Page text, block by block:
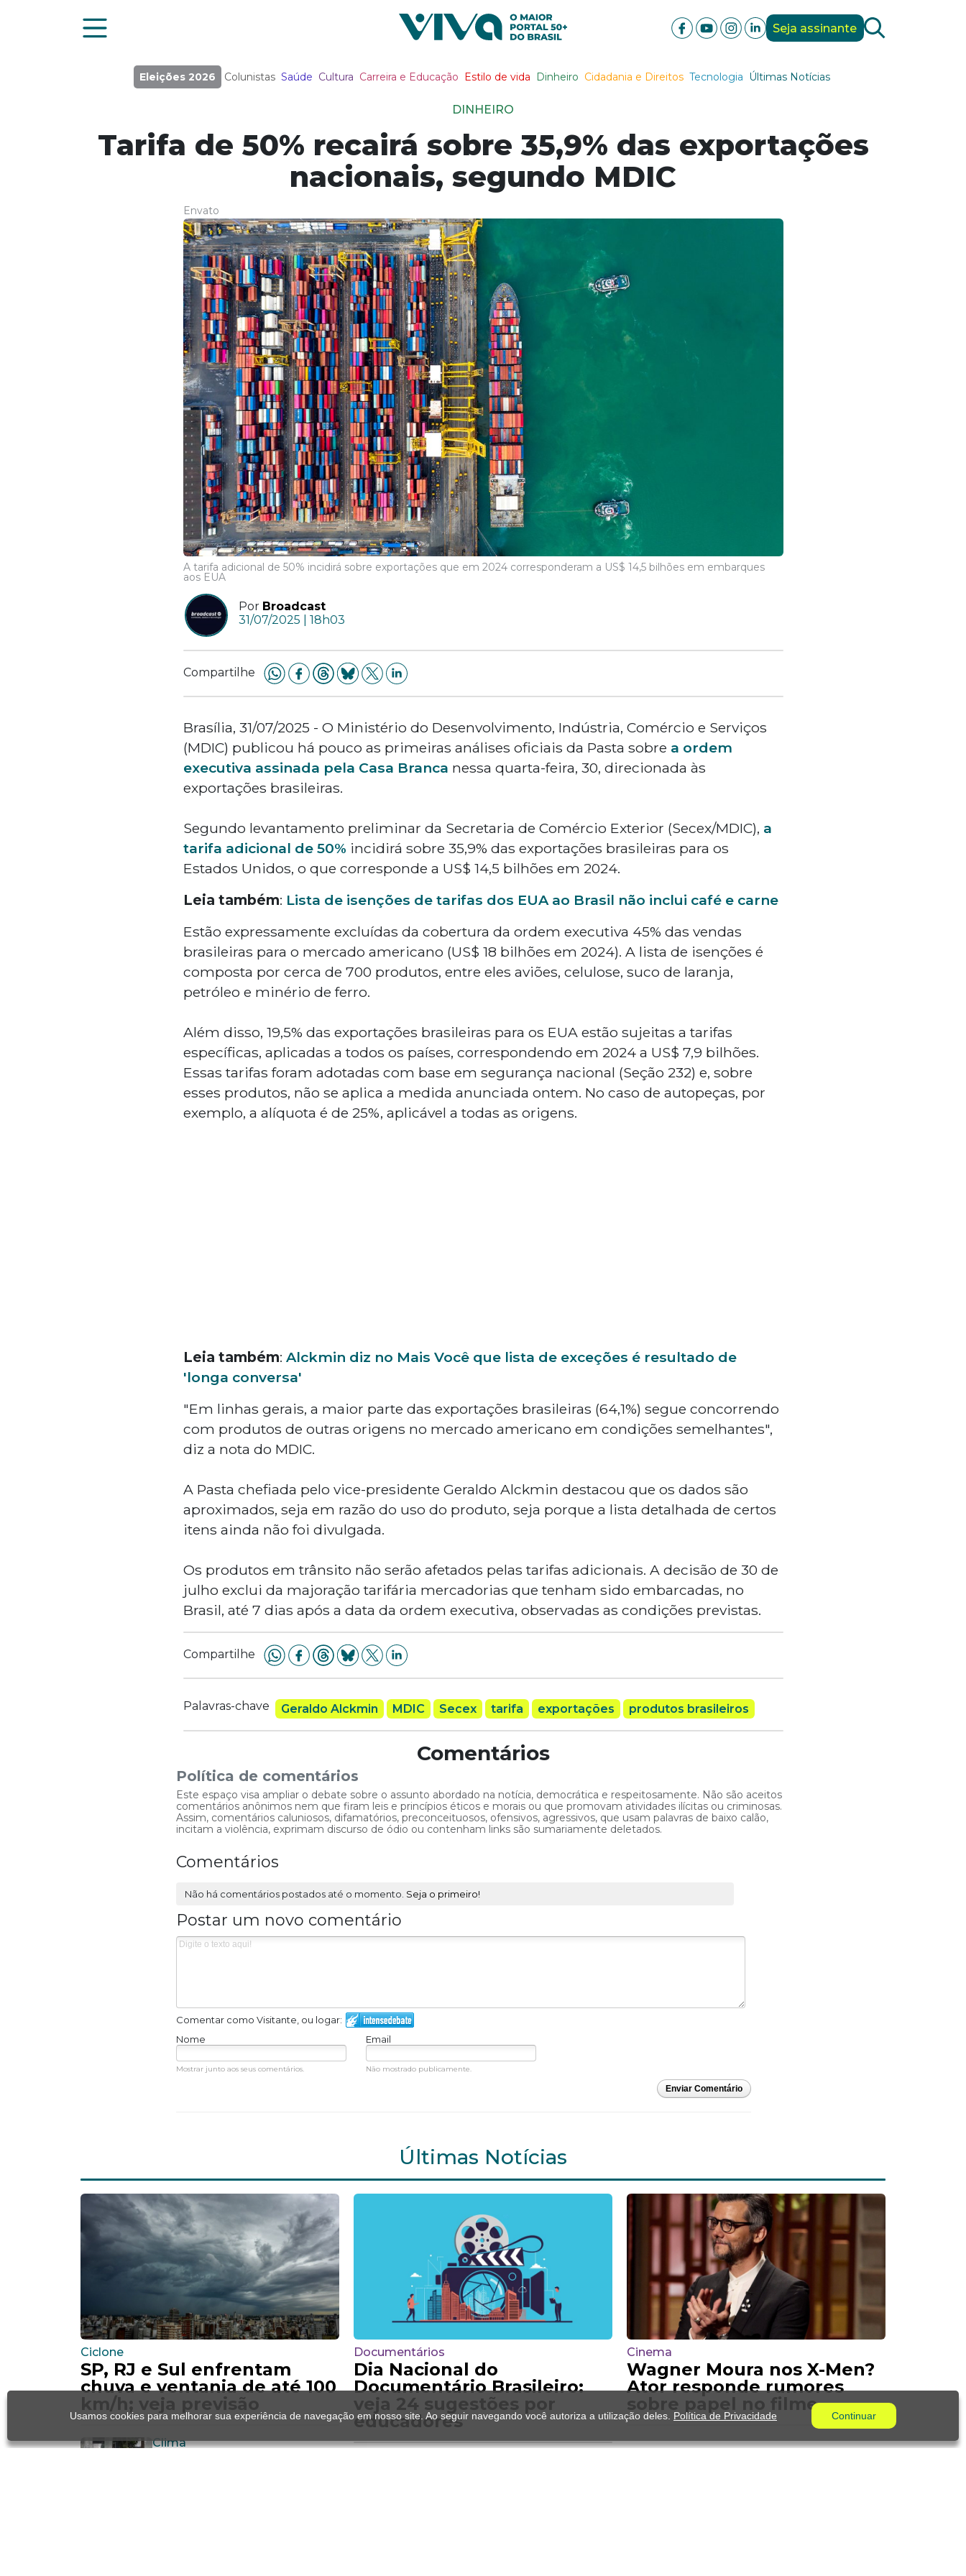
Seja assinante
Eleições 2026 Colunistas Saúde Cultura Carreira e Educação Estilo de vida Dinheiro Cidadania e Direitos Tecnologia Últimas Notícias
DINHEIRO
Tarifa de 50% recairá sobre 35,9% das exportações
nacionais, segundo MDIC
Envato
A tarifa adicional de 50% incidirá sobre exportações que em 2024 corresponderam a US$ 14,5 bilhões em embarques
aos EUA
Por Broadcast
31/07/2025 | 18h03
Compartilhe
Brasília, 31/07/2025 - O Ministério do Desenvolvimento, Indústria, Comércio e Serviços
(MDIC) publicou há pouco as primeiras análises oficiais da Pasta sobre a ordem
executiva assinada pela Casa Branca nessa quarta-feira, 30, direcionada às
exportações brasileiras.
Segundo levantamento preliminar da Secretaria de Comércio Exterior (Secex/MDIC), a
tarifa adicional de 50% incidirá sobre 35,9% das exportações brasileiras para os
Estados Unidos, o que corresponde a US$ 14,5 bilhões em 2024.
Leia também: Lista de isenções de tarifas dos EUA ao Brasil não inclui café e carne
Estão expressamente excluídas da cobertura da ordem executiva 45% das vendas
brasileiras para o mercado americano (US$ 18 bilhões em 2024). A lista de isenções é
composta por cerca de 700 produtos, entre eles aviões, celulose, suco de laranja,
petróleo e minério de ferro.
Além disso, 19,5% das exportações brasileiras para os EUA estão sujeitas a tarifas
específicas, aplicadas a todos os países, correspondendo em 2024 a US$ 7,9 bilhões.
Essas tarifas foram adotadas com base em segurança nacional (Seção 232) e, sobre
esses produtos, não se aplica a medida anunciada ontem. No caso de autopeças, por
exemplo, a alíquota é de 25%, aplicável a todas as origens.
Leia também: Alckmin diz no Mais Você que lista de exceções é resultado de
'longa conversa'
"Em linhas gerais, a maior parte das exportações brasileiras (64,1%) segue concorrendo
com produtos de outras origens no mercado americano em condições semelhantes",
diz a nota do MDIC.
A Pasta chefiada pelo vice-presidente Geraldo Alckmin destacou que os dados são
aproximados, seja em razão do uso do produto, seja porque a lista detalhada de certos
itens ainda não foi divulgada.
Os produtos em trânsito não serão afetados pelas tarifas adicionais. A decisão de 30 de
julho exclui da majoração tarifária mercadorias que tenham sido embarcadas, no
Brasil, até 7 dias após a data da ordem executiva, observadas as condições previstas.
Compartilhe
Palavras-chave Geraldo Alckmin MDIC Secex tarifa exportações produtos brasileiros
Comentários
Política de comentários
Este espaço visa ampliar o debate sobre o assunto abordado na notícia, democrática e respeitosamente. Não são aceitos
comentários anônimos nem que firam leis e princípios éticos e morais ou que promovam atividades ilícitas ou criminosas.
Assim, comentários caluniosos, difamatórios, preconceituosos, ofensivos, agressivos, que usam palavras de baixo calão,
incitam a violência, exprimam discurso de ódio ou contenham links são sumariamente deletados.
Comentários
Não há comentários postados até o momento. Seja o primeiro!
Postar um novo comentário
Comentar como Visitante, ou logar:
Nome
Email
Mostrar junto aos seus comentários. Não mostrado publicamente.
Enviar Comentário
Últimas Notícias
Ciclone
SP, RJ e Sul enfrentam
chuva e ventania de até 100
km/h; veja previsão
Clima
Documentários
Dia Nacional do
Documentário Brasileiro:
veja 24 sugestões por
educadores
Cinema
Wagner Moura nos X-Men?
Ator responde rumores
sobre papel no filme
Usamos cookies para melhorar sua experiência de navegação em nosso site. Ao seguir navegando você autoriza a utilização deles. Política de Privacidade Continuar